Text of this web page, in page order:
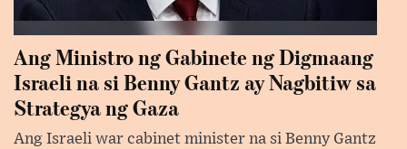
Ang Ministro ng Gabinete ng Digmaang
Israeli na si Benny Gantz ay Nagbitiw sa
Strategya ng Gaza
Ang Israeli war cabinet minister na si Benny Gantz